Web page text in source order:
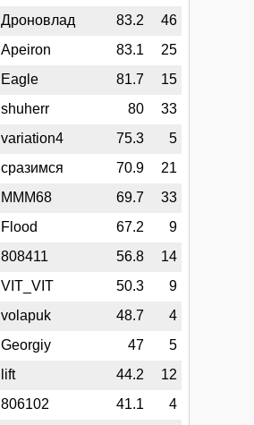
Дроновлад 83.2 46
Apeiron 83.1 25
Eagle 81.7 15
shuherr 80 33
variation4 75.3 5
сразимся 70.9 21
MMM68 69.7 33
Flood 67.2 9
808411 56.8 14
VIT_VIT 50.3 9
volapuk 48.7 4
Georgiy 47 5
lift 44.2 12
806102 41.1 4